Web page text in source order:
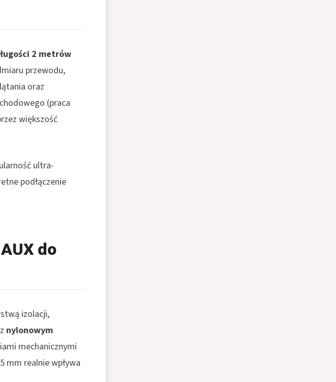
2 metrów
przewodu,
oraz
(praca
większość
ultra-
podłączenie
do
izolacji,
nylonowym
mechanicznymi
mm realnie wpływa